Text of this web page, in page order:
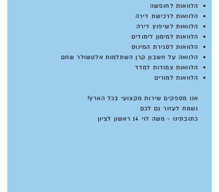
הלוואות לחופשה
הלוואות לרכישת דירה
הלוואות לשיפוץ דירה
הלוואות למימון לימודים
הלוואות לסגירת המינוס
הלוואה על חשבון קרן השתלמות אלטשולר שחם
הלוואות צמודות למדד
הלוואות למורים
אנו מספקים שירות מקצועי בכל הארץ!
נשמח לעזור גם לכם
כתובתינו - משה לוי 14 ראשון לציון